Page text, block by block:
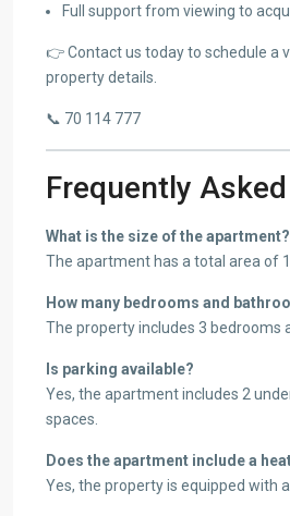
Full support from viewing to
👉 Contact us today to schedule a
property details.
📞 70 114 777
Frequently
What is the size of the apartment?
The apartment has a total area of
How many bedrooms and
The property includes 3 bedrooms
Is parking available?
Yes, the apartment includes 2
spaces.
Does the apartment include a
Yes, the property is equipped with